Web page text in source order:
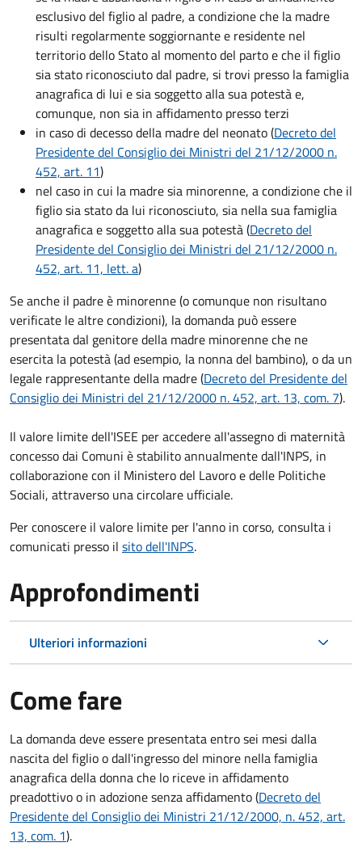
esclusivo del figlio al padre, a condizione che la madre
risulti regolarmente soggiornante e residente nel
territorio dello Stato al momento del parto e che il figlio
sia stato riconosciuto dal padre, si trovi presso la famiglia
anagrafica di lui e sia soggetto alla sua potestà e,
comunque, non sia in affidamento presso terzi
in caso di decesso della madre del neonato (Decreto del
Presidente del Consiglio dei Ministri del 21/12/2000 n.
452, art. 11)
nel caso in cui la madre sia minorenne, a condizione che il
figlio sia stato da lui riconosciuto, sia nella sua famiglia
anagrafica e soggetto alla sua potestà (Decreto del
Presidente del Consiglio dei Ministri del 21/12/2000 n.
452, art. 11, lett. a)
Se anche il padre è minorenne (o comunque non risultano
verificate le altre condizioni), la domanda può essere
presentata dal genitore della madre minorenne che ne
esercita la potestà (ad esempio, la nonna del bambino), o da un
legale rappresentante della madre (Decreto del Presidente del
Consiglio dei Ministri del 21/12/2000 n. 452, art. 13, com. 7).
Il valore limite dell'ISEE per accedere all'assegno di maternità
concesso dai Comuni è stabilito annualmente dall'INPS, in
collaborazione con il Ministero del Lavoro e delle Politiche
Sociali, attraverso una circolare ufficiale.
Per conoscere il valore limite per l'anno in corso, consulta i
comunicati presso il sito dell'INPS.
Approfondimenti
Ulteriori informazioni
Come fare
La domanda deve essere presentataentro sei mesi dalla
nascita del figlio o dall'ingresso del minore nella famiglia
anagrafica della donna che lo riceve in affidamento
preadottivo o in adozione senza affidamento (Decreto del
Presidente del Consiglio dei Ministri 21/12/2000, n. 452, art.
13, com. 1).